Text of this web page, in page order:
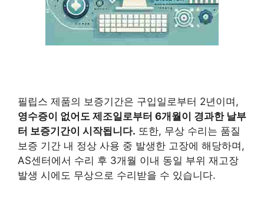
필립스 제품의 보증기간은 구입일로부터 2년이며,
영수증이 없어도 제조일로부터 6개월이 경과한 날부
터 보증기간이 시작됩니다. 또한, 무상 수리는 품질
보증 기간 내 정상 사용 중 발생한 고장에 해당하며,
AS센터에서 수리 후 3개월 이내 동일 부위 재고장
발생 시에도 무상으로 수리받을 수 있습니다.